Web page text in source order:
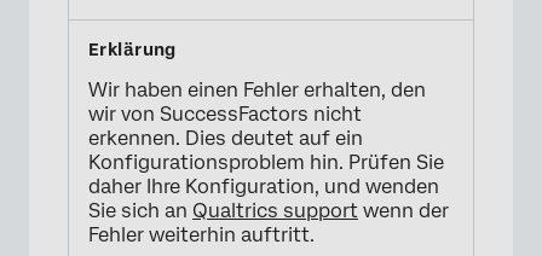
Wir haben einen Fehler erhalten, den
wir von SuccessFactors nicht
erkennen. Dies deutet auf ein
Konfigurationsproblem hin. Prüfen Sie
daher Ihre Konfiguration, und wenden
Sie sich an Qualtrics support wenn der
Fehler weiterhin auftritt.